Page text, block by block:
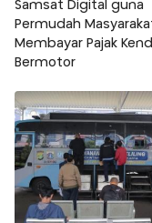
Samsat Digital guna
Permudah
Membayar Pajak
Bermotor